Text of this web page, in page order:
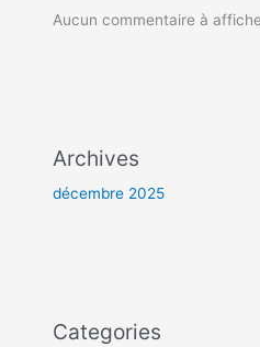
Aucun commentaire à
Archives
décembre 2025
Categories